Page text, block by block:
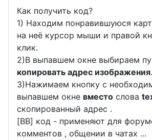
Как получить код?
1) Находим понравившуюся
на неё курсор мыши и правой
клик.
2)В выпавшем окне выбираем
копировать адрес изображения.
3)Нажимаем кнопку с
выпавшем окне вместо слова
скопированный адрес .
[BB] код - применяют для
комментов , общении в чатах ...